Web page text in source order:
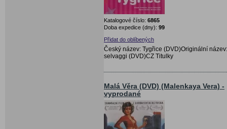
Katalogové číslo: 6865
Doba expedice (dny): 99
Přidat do oblíbených
Český název: Tygřice (DVD)Originální
selvaggi (DVD)CZ Titulky
Malá Věra (DVD) (Malenkaya Vera) -
vyprodané